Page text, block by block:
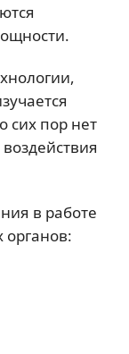
сих пор нет
в работе
органов: